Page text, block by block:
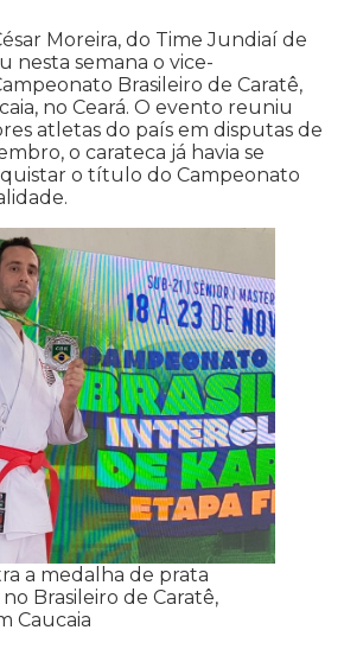
Moreira, do Time Jundiaí de
nesta semana o vice-
Brasileiro de Caratê,
no Ceará. O evento reuniu
atletas do país em disputas de
o carateca já havia se
o título do Campeonato
a medalha de prata
Brasileiro de Caratê,
Caucaia